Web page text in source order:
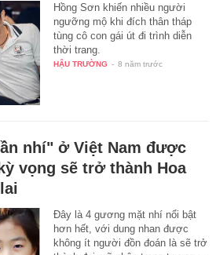
Hồng Sơn khiến nhiều người
ngưỡng mộ khi đích thân tháp
tùng cô con gái út đi trình diễn
thời trang.
HẬU TRƯỜNG - 8 năm trước
nhí" ở Việt Nam được
vọng sẽ trở thành Hoa
Đây là 4 gương mặt nhí nổi bật
hơn hết, với dung nhan được
không ít người đồn đoán là sẽ trở